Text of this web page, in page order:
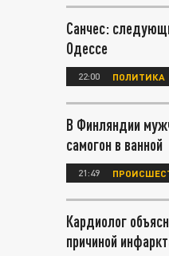
Санчес:
Одессе
22:00 ПОЛИТИКА
В Финляндии
самогон в ванной
21:49
Кардиолог
причиной